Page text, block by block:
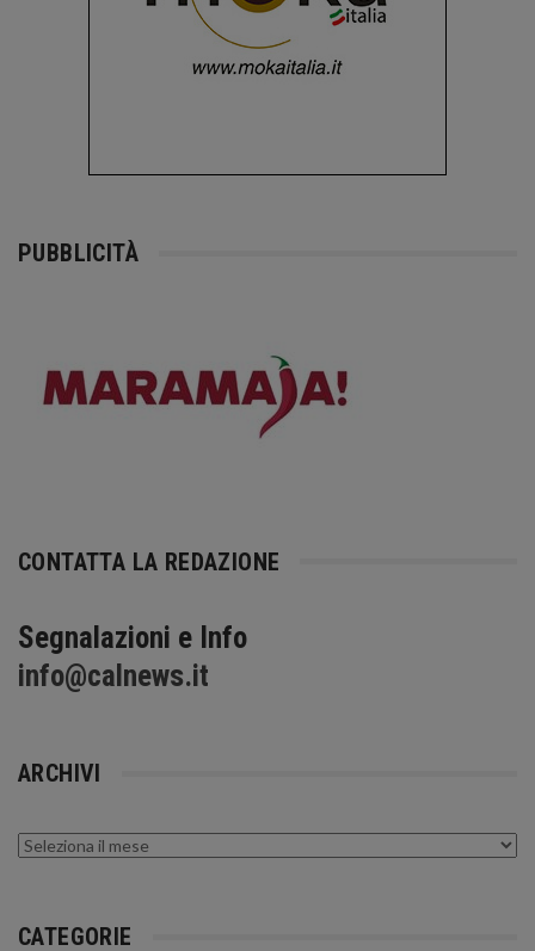
PUBBLICITÀ
CONTATTA LA REDAZIONE
Segnalazioni e Info
info@calnews.it
ARCHIVI
Archivi
CATEGORIE